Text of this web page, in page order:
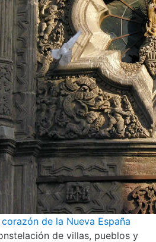
de la Nueva España
de villas, pueblos y